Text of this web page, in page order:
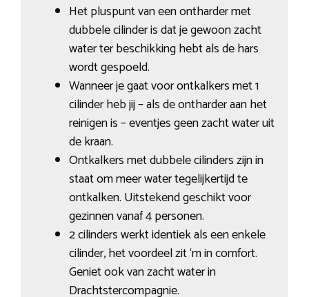
Het pluspunt van een ontharder met
dubbele cilinder is dat je gewoon zacht
water ter beschikking hebt als de hars
wordt gespoeld.
Wanneer je gaat voor ontkalkers met 1
cilinder heb jij – als de ontharder aan het
reinigen is – eventjes geen zacht water uit
de kraan.
Ontkalkers met dubbele cilinders zijn in
staat om meer water tegelijkertijd te
ontkalken. Uitstekend geschikt voor
gezinnen vanaf 4 personen.
2 cilinders werkt identiek als een enkele
cilinder, het voordeel zit ‘m in comfort.
Geniet ook van zacht water in
Drachtstercompagnie.